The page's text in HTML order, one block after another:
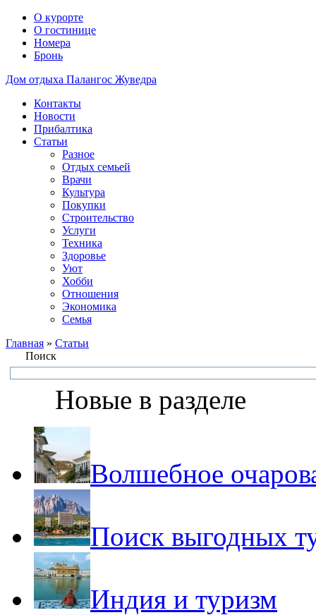
О курорте
О гостинице
Номера
Бронь
Дом отдыха Палангос Жуведра
Контакты
Новости
Прибалтика
Статьи
Разное
Отдых семьей
Врачи
Культура
Покупки
Строительство
Услуги
Техника
Здоровье
Уют
Хобби
Отношения
Экономика
Семья
Главная » Статьи
Поиск
Новые в разделе
Волшебное
Поиск выгодных
Индия и туризм